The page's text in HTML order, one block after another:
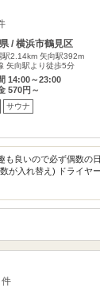
/ 横浜市鶴見区
駅2.14km 矢向駅392m
矢向駅より徒歩5分
14:00～23:00
570円～
サウナ
も良いので必ず偶数の
が入れ替え) ドライヤ